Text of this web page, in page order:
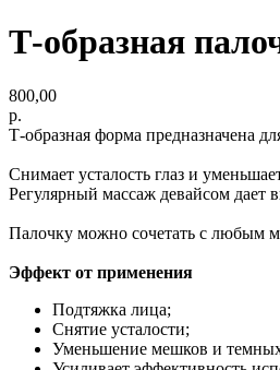
Т-образная
800,00
р.
Т-образная форма предназначена
Снимает усталость глаз и
Регулярный массаж девайсом дает
Палочку можно сочетать с любым
Эффект от применения
Подтяжка лица;
Снятие усталости;
Уменьшение мешков и